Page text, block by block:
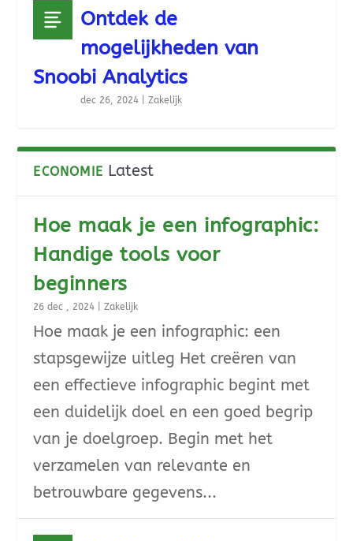
Ontdek de
mogelijkheden van
Snoobi Analytics
dec 26, 2024 |Zakelijk
ECONOMIE Latest
Hoe maak je een infographic:
Handige tools voor
beginners
26 dec , 2024 |Zakelijk
Hoe maak je een infographic: een
stapsgewijze uitleg Het creëren van
een effectieve infographic begint met
een duidelijk doel en een goed begrip
van je doelgroep. Begin met het
verzamelen van relevante en
betrouwbare gegevens...